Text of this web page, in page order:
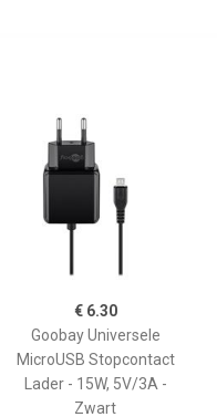
€ 6.30
Goobay Universele
MicroUSB Stopcontact
Lader - 15W, 5V/3A -
Zwart